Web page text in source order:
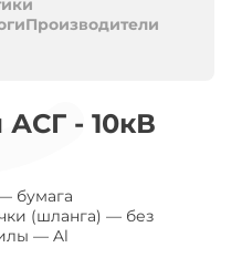
Производители
АСГ - 10кВ
бумага
(шланга) — без
— Al